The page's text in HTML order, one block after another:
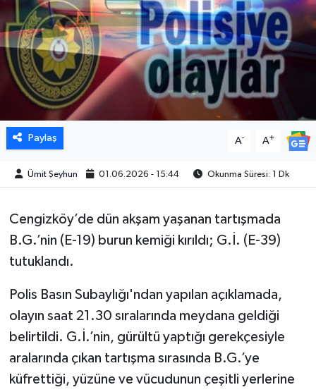
Paylaş A- A+
Ümit Şeyhun 01.06.2026 - 15:44 Okunma Süresi: 1 Dk
Cengizköy’de dün akşam yaşanan tartışmada
B.G.’nin (E-19) burun kemiği kırıldı; G.İ. (E-39)
tutuklandı.
Polis Basın Subaylığı'ndan yapılan açıklamada,
olayın saat 21.30 sıralarında meydana geldiği
belirtildi. G.İ.’nin, gürültü yaptığı gerekçesiyle
aralarında çıkan tartışma sırasında B.G.’ye
küfrettiği, yüzüne ve vücudunun çeşitli yerlerine